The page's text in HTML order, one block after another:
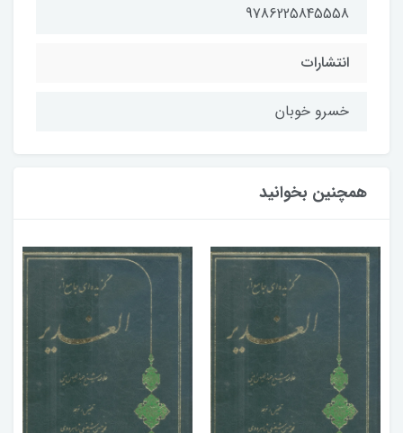
9786225845558
انتشارات
خسرو خوبان
همچنین بخوانید